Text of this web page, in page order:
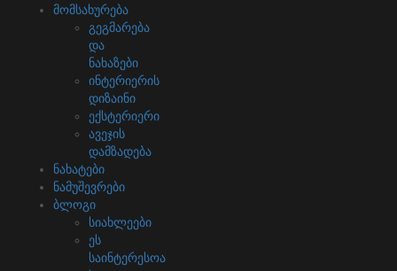
მომსახურება
გეგმარება
და
ნახაზები
ინტერიერის
დიზაინი
ექსტერიერი
ავეჯის
დამზადება
ნახატები
ნამუშევრები
ბლოგი
სიახლეები
ეს
საინტერესოა